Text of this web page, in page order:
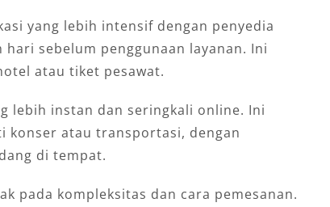
yang lebih intensif dengan penyedia
sebelum penggunaan layanan. Ini
atau tiket pesawat.
lebih instan dan seringkali online. Ini
konser atau transportasi, dengan
di tempat.
pada kompleksitas dan cara pemesanan.